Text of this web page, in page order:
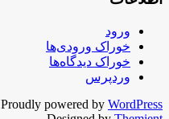
ورود
خوراک ورودی‌ها
خوراک دیدگاه‌ها
وردپرس
Proudly powered by WordPress